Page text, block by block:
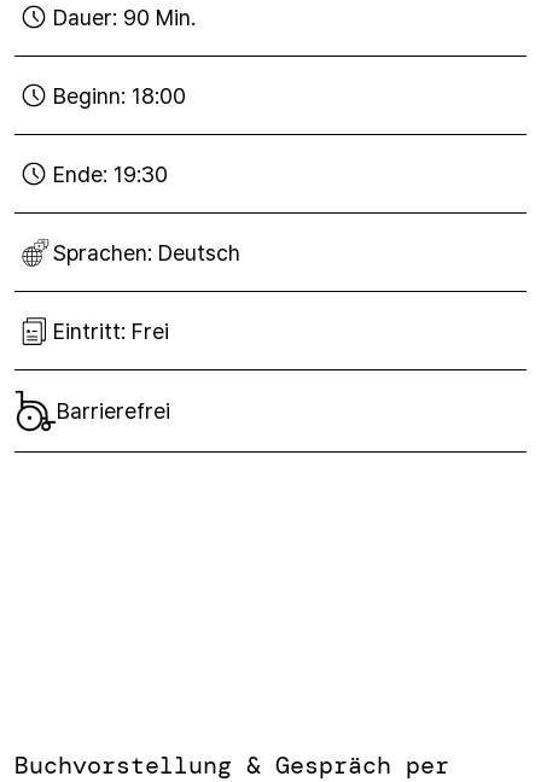
Dauer: 90 Min.
Beginn: 18:00
Ende: 19:30
Sprachen: Deutsch
Eintritt: Frei
Barrierefrei
Buchvorstellung & Gespräch per